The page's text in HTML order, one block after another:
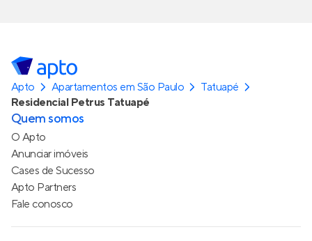
Apto Apartamentos em São Paulo
Tatuapé
Residencial Petrus Tatuapé
Quem somos
O Apto
Anunciar imóveis
Cases de Sucesso
Apto Partners
Fale conosco